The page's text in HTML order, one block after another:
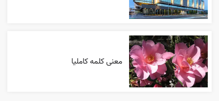
معنی کلمه کاملیا